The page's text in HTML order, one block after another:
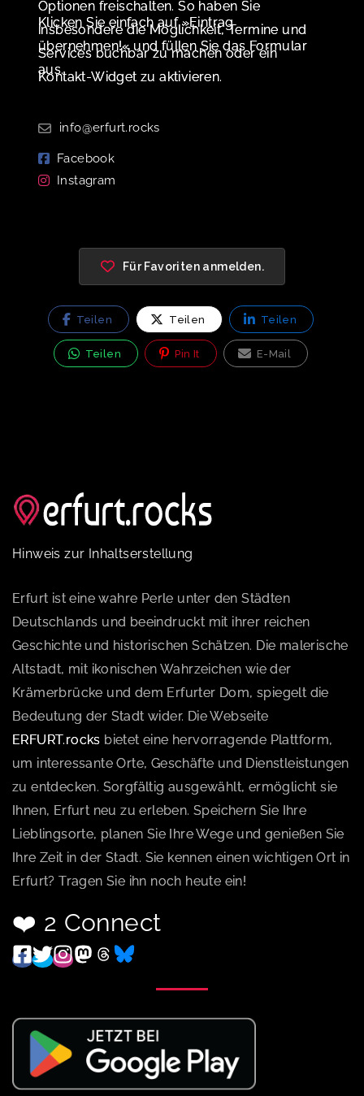
Optionen freischalten. So haben Sie
insbesondere die Möglichkeit, Termine und
Services buchbar zu machen oder ein
Kontakt-Widget zu aktivieren.
Klicken Sie einfach auf »Eintrag
übernehmen!« und füllen Sie das Formular
aus.
info@erfurt.rocks
Facebook
Instagram
Für Favoriten anmelden.
Teilen Teilen Teilen
Teilen Pin It E-Mail
Hinweis zur Inhaltserstellung
Erfurt ist eine wahre Perle unter den Städten
Deutschlands und beeindruckt mit ihrer reichen
Geschichte und historischen Schätzen. Die malerische
Altstadt, mit ikonischen Wahrzeichen wie der
Krämerbrücke und dem Erfurter Dom, spiegelt die
Bedeutung der Stadt wider. Die Webseite
ERFURT.rocks bietet eine hervorragende Plattform,
um interessante Orte, Geschäfte und Dienstleistungen
zu entdecken. Sorgfältig ausgewählt, ermöglicht sie
Ihnen, Erfurt neu zu erleben. Speichern Sie Ihre
Lieblingsorte, planen Sie Ihre Wege und genießen Sie
Ihre Zeit in der Stadt. Sie kennen einen wichtigen Ort in
Erfurt? Tragen Sie ihn noch heute ein!
❤️ 2 Connect